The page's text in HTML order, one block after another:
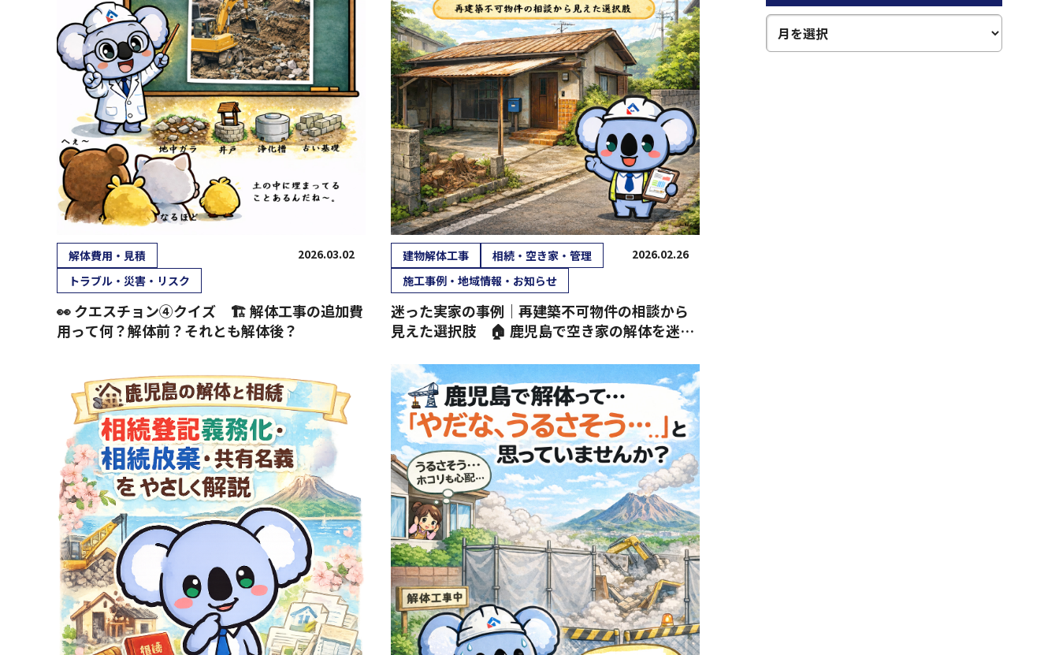
解体費用・見積
トラブル・災害・リスク
2026.03.02
👀 クエスチョン④クイズ 🏗 解体工事の追加費
用って何？解体前？それとも解体後？
建物解体工事
相続・空き家・管理
施工事例・地域情報・お知らせ
2026.02.26
迷った実家の事例｜再建築不可物件の相談から
見えた選択肢 🏠 鹿児島で空き家の解体を迷っ